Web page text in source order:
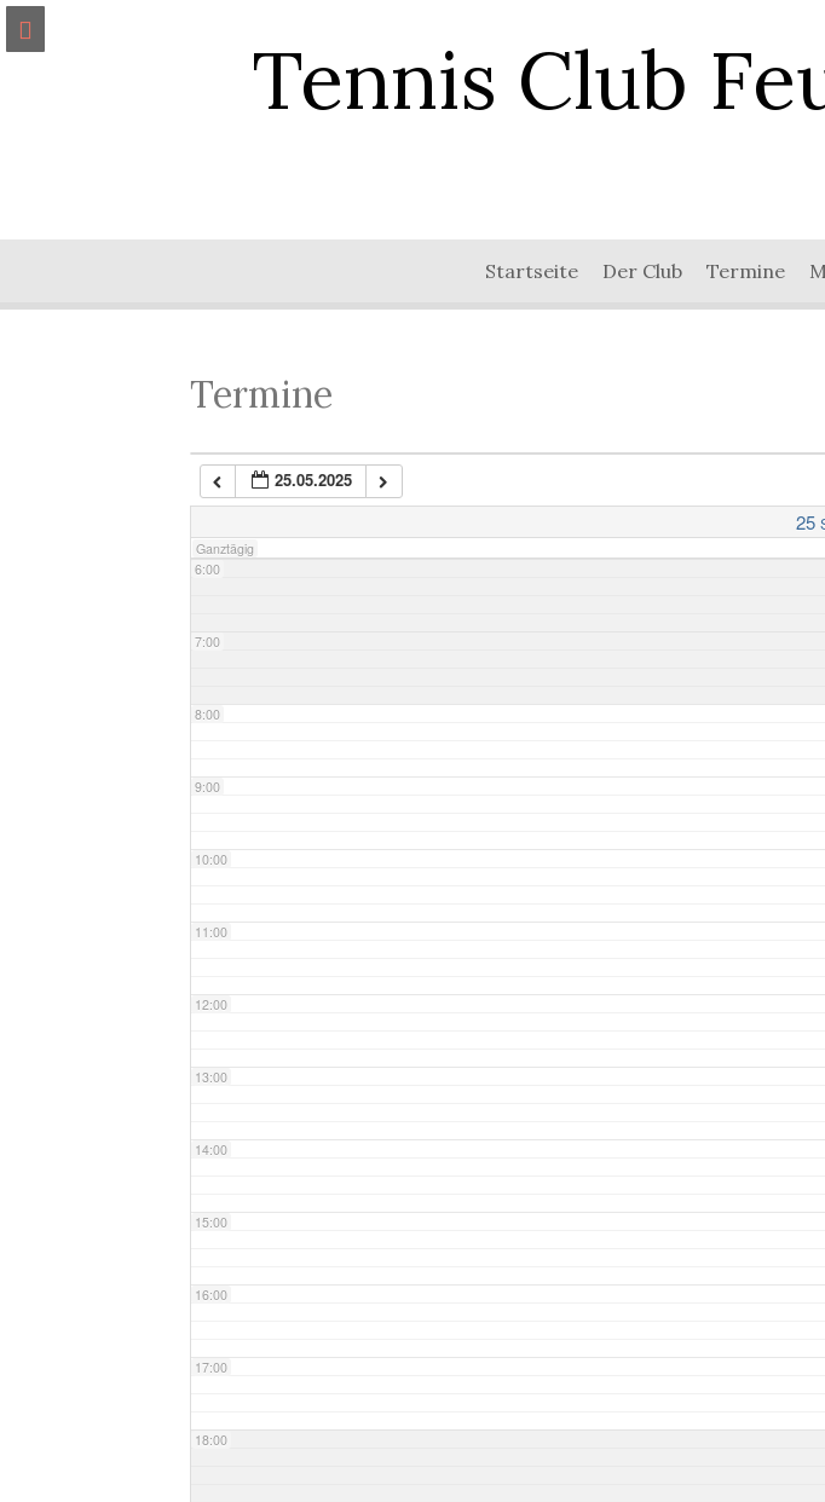
Tennis Club
Startseite Der Club Termine
Termine
25.05.2025
25
Ganztägig
5:00
6:00
7:00
8:00
9:00
10:00
11:00
12:00
13:00
14:00
15:00
16:00
17:00
18:00